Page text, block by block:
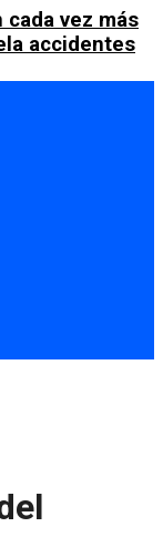
cada vez más
accidentes